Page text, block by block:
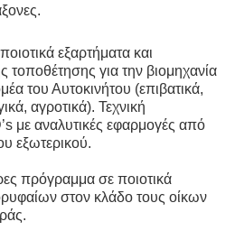
εξαρτήματα και
τοποθέτησης για την βιομηχανία
του Αυτοκινήτου (επιβατικά,
αγροτικά). Τεχνική
με αναλυτικές εφαρμογές από
εξωτερικού.
πρόγραμμα σε ποιοτικά
στον κλάδο τους οίκων